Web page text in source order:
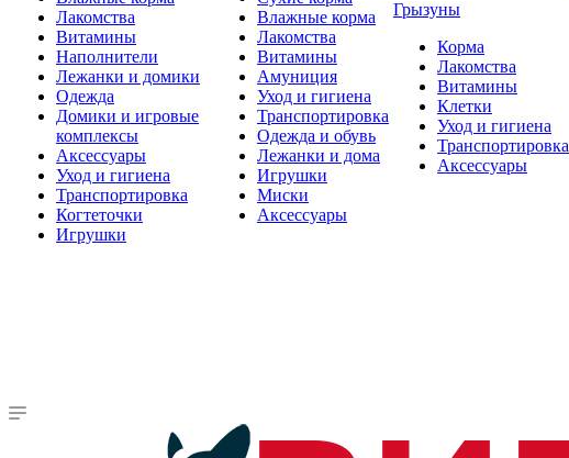
Лакомства
Витамины
Наполнители
Лежанки и домики
Одежда
Домики и игровые
комплексы
Аксессуары
Уход и гигиена
Транспортировка
Когтеточки
Игрушки
Влажные корма
Лакомства
Витамины
Амуниция
Уход и гигиена
Транспортировка
Одежда и обувь
Лежанки и дома
Игрушки
Миски
Аксессуары
Грызуны
Корма
Лакомства
Витамины
Клетки
Уход и гигиена
Транспортировка
Аксессуары